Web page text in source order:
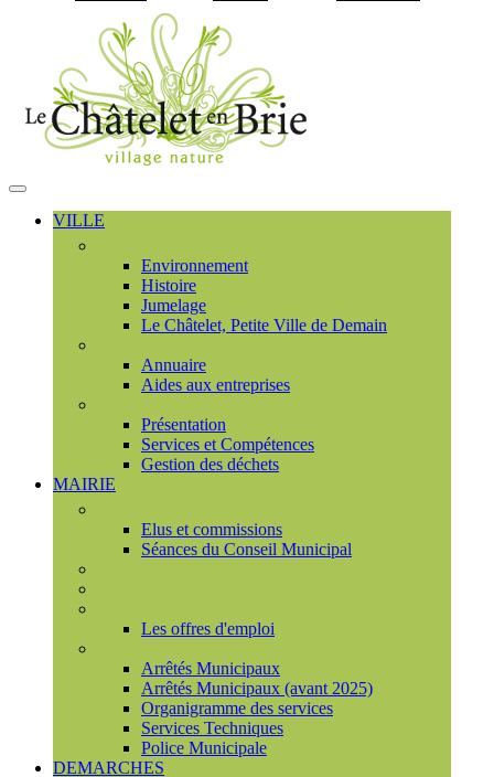
MENU
PRINCIPAL
VILLE
Environnement
Histoire
Jumelage
Le Châtelet, Petite Ville de Demain
Annuaire
Aides aux entreprises
Présentation
Services et Compétences
Gestion des déchets
MAIRIE
Elus et commissions
Séances du Conseil Municipal
Les offres d'emploi
Arrêtés Municipaux
Arrêtés Municipaux (avant 2025)
Organigramme des services
Services Techniques
Police Municipale
DEMARCHES